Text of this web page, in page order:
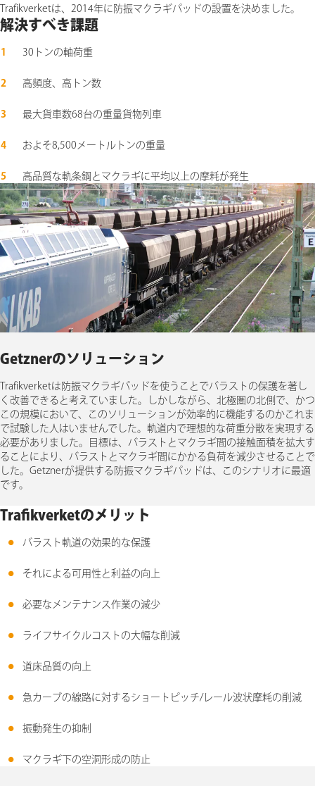
Trafikverketは、2014年に防振マクラギパッドの設置を決めました。
解決すべき課題
30トンの軸荷重
高頻度、高トン数
最大貨車数68台の重量貨物列車
およそ8,500メートルトンの重量
高品質な軌条鋼とマクラギに平均以上の摩耗が発生
Getznerのソリューション
Trafikverketは防振マクラギパッドを使うことでバラストの保護を著し
く改善できると考えていました。しかしながら、北極圏の北側で、かつ
この規模において、このソリューションが効率的に機能するのかこれま
で試験した人はいませんでした。軌道内で理想的な荷重分散を実現する
必要がありました。目標は、バラストとマクラギ間の接触面積を拡大す
ることにより、バラストとマクラギ間にかかる負荷を減少させることで
した。Getznerが提供する防振マクラギパッドは、このシナリオに最適
です。
Trafikverketのメリット
バラスト軌道の効果的な保護
それによる可用性と利益の向上
必要なメンテナンス作業の減少
ライフサイクルコストの大幅な削減
道床品質の向上
急カーブの線路に対するショートピッチ/レール波状摩耗の削減
振動発生の抑制
マクラギ下の空洞形成の防止